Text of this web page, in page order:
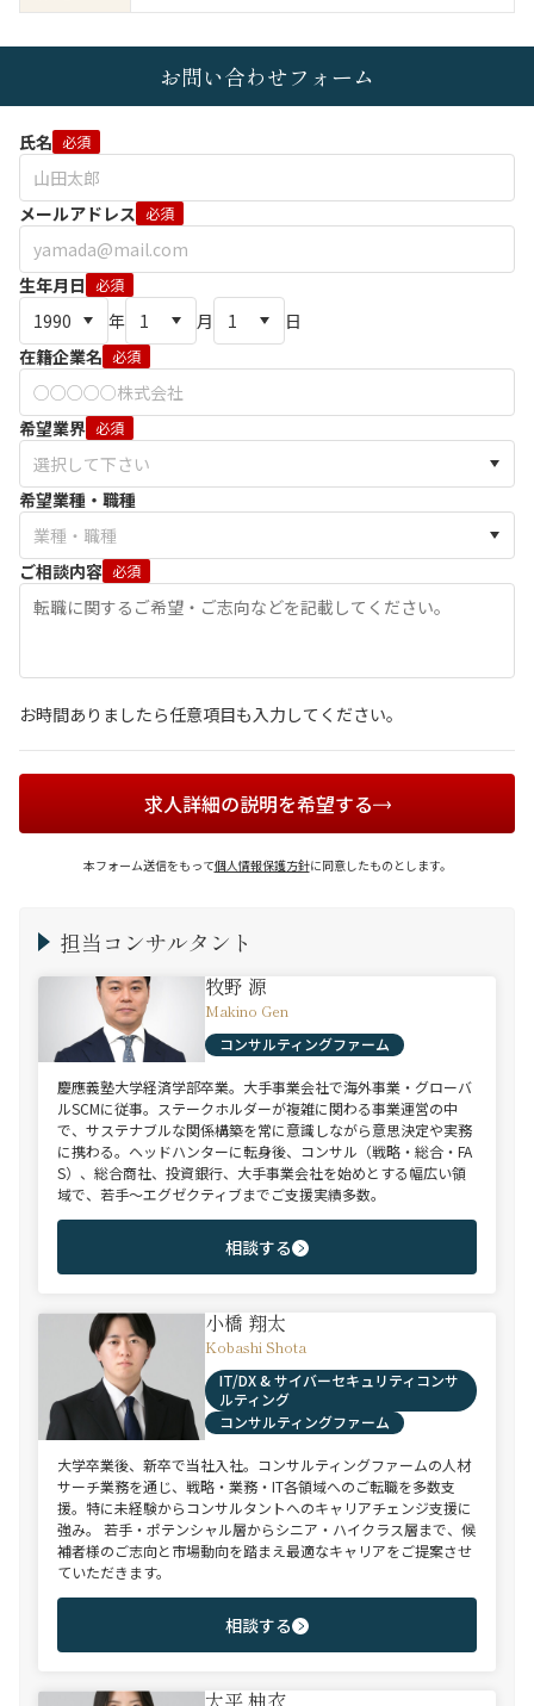
お問い合わせフォーム
氏名 必須
メールアドレス 必須
生年月日 必須
年 月
日
在籍企業名 必須
希望業界 必須
希望業種・職種
ご相談内容 必須
お時間ありましたら任意項目も入力してください。
求人詳細の説明を希望する
本フォーム送信をもって個人情報保護方針に同意したものとします。
担当コンサルタント
牧野 源
Makino Gen
コンサルティングファーム
慶應義塾大学経済学部卒業。大手事業会社で海外事業・グローバ
ルSCMに従事。ステークホルダーが複雑に関わる事業運営の中
で、サステナブルな関係構築を常に意識しながら意思決定や実務
に携わる。ヘッドハンターに転身後、コンサル（戦略・総合・FA
S）、総合商社、投資銀行、大手事業会社を始めとする幅広い領
域で、若手～エグゼクティブまでご支援実績多数。
相談する
小橋 翔太
Kobashi Shota
IT/DX & サイバーセキュリティコンサ
ルティング
コンサルティングファーム
大学卒業後、新卒で当社入社。コンサルティングファームの人材
サーチ業務を通じ、戦略・業務・IT各領域へのご転職を多数支
援。特に未経験からコンサルタントへのキャリアチェンジ支援に
強み。 若手・ポテンシャル層からシニア・ハイクラス層まで、候
補者様のご志向と市場動向を踏まえ最適なキャリアをご提案させ
ていただきます。
相談する
大平 柚衣